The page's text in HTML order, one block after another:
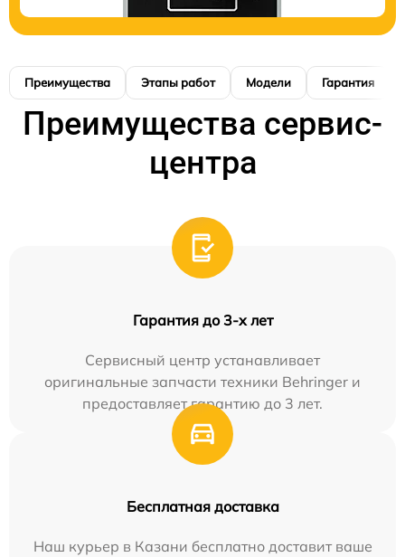
Преимущества Этапы работ Модели Гарантия
Преимущества сервис-
центра
Гарантия до 3-х лет
Сервисный центр устанавливает
оригинальные запчасти техники Behringer и
предоставляет гарантию до 3 лет.
Бесплатная доставка
Наш курьер в Казани бесплатно доставит ваше